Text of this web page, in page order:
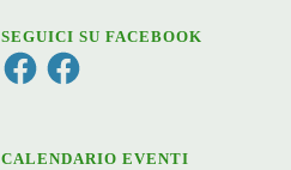
SEGUICI SU FACEBOOK
FacebookFacebook
CALENDARIO EVENTI